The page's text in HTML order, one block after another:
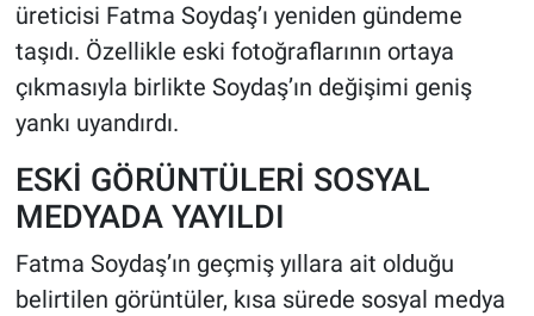
üreticisi Fatma Soydaş’ı yeniden gündeme
taşıdı. Özellikle eski fotoğraflarının ortaya
çıkmasıyla birlikte Soydaş’ın değişimi geniş
yankı uyandırdı.
ESKİ GÖRÜNTÜLERİ SOSYAL
MEDYADA YAYILDI
Fatma Soydaş’ın geçmiş yıllara ait olduğu
belirtilen görüntüler, kısa sürede sosyal medya
ÇEVRE
HABERDE İNSAN
SPOR
MAGAZİN